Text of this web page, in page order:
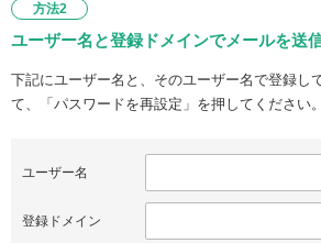
方法2
ユーザー名と登録ドメインでメールを送
下記にユーザー名と、そのユーザー名で登録し
て、「パスワードを再設定」を押してください。
ユーザー名
登録ドメイン